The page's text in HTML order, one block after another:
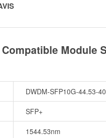
Module
DWDM-SFP10G-44.53-40
SFP+
1544.53nm